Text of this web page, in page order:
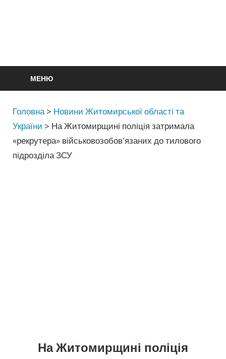
МЕНЮ
Головна > Новини Житомирської області та
України > На Житомирщині поліція затримала
«рекрутера» військовозобов’язаних до тилового
підрозділа ЗСУ
На Житомирщині поліція